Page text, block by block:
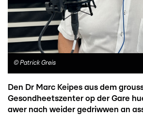
© Patrick Greis
Den Dr Marc Keipes aus dem
Gesondheetszenter op der Gare
awer nach weider gedriwwen an